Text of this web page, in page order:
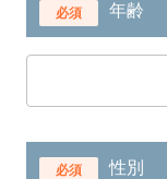
必須 年齢
必須 性別